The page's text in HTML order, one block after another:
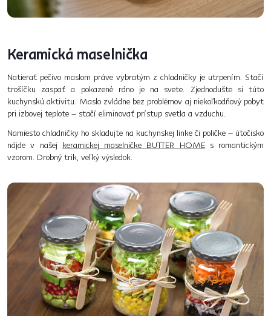
Keramická maselnička
Natierať pečivo maslom práve vybratým z chladničky je utrpením. Stačí
trošíčku zaspať a pokazené ráno je na svete. Zjednodušte si túto
kuchynskú aktivitu. Maslo zvládne bez problémov aj niekoľkodňový pobyt
pri izbovej teplote – stačí eliminovať prístup svetla a vzduchu.
Namiesto chladničky ho skladujte na kuchynskej linke či poličke – útočisko
nájde v našej keramickej maselničke BUTTER HOMEs romantickým
vzorom. Drobný trik, veľký výsledok.